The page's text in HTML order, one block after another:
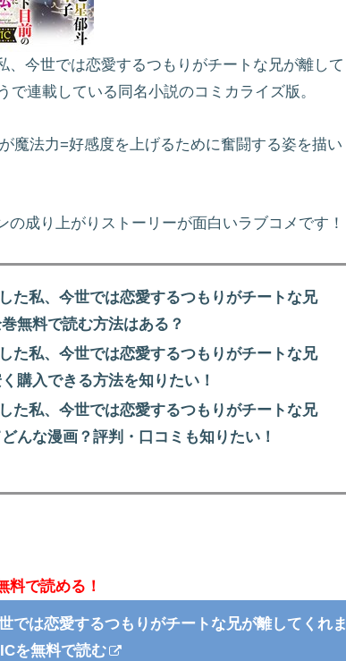
今世では恋愛するつもりがチートな兄が離して
連載している同名小説のコミカライズ版。
魔法力=好感度を上げるために奮闘する姿を描い
成り上がりストーリーが面白いラブコメです！
た私、今世では恋愛するつもりがチートな兄
無料で読む方法はある？
た私、今世では恋愛するつもりがチートな兄
購入できる方法を知りたい！
た私、今世では恋愛するつもりがチートな兄
んな漫画？評判・口コミも知りたい！
料で読める！
では恋愛するつもりがチートな兄が離してくれま
を無料で読む